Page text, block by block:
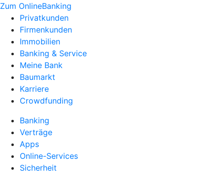
Zum OnlineBanking
Privatkunden
Firmenkunden
Immobilien
Banking & Service
Meine Bank
Baumarkt
Karriere
Crowdfunding
Banking
Verträge
Apps
Online-Services
Sicherheit